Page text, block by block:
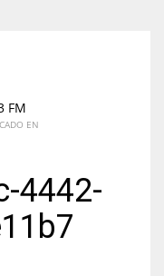
FM
EN
4442-